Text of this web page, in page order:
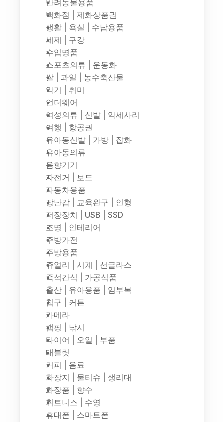
반려동물용품
백화점 | 제화상품권
생활 | 욕실 | 수납용품
세제 | 구강
수입명품
스포츠의류 | 운동화
쌀 | 과일 | 농수축산물
악기 | 취미
언더웨어
여성의류 | 신발 | 악세사리
여행 | 항공권
유아동신발 | 가방 | 잡화
유아동의류
음향기기
자전거 | 보드
자동차용품
장난감 | 교육완구 | 인형
저장장치 | USB | SSD
조명 | 인테리어
주방가전
주방용품
쥬얼리 | 시계 | 선글라스
즉석간식 | 가공식품
출산 | 유아용품 | 임부복
침구 | 커튼
카메라
캠핑 | 낚시
타이어 | 오일 | 부품
태블릿
커피 | 음료
화장지 | 물티슈 | 생리대
화장품 | 향수
휘트니스 | 수영
휴대폰 | 스마트폰